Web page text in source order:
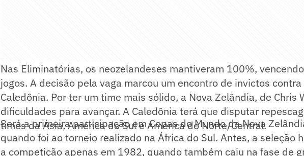
Nas Eliminatórias, os neozelandeses mantiveram 100%,
jogos. A decisão pela vaga marcou um encontro de invictos contra
Caledônia. Por ter um time mais sólido, a Nova Zelândia, de Chris
dificuldades para avançar. A Caledônia terá que disputar
times da Ásia, América do Sul e América do Norte/Central.
Será a primeira participação em Copas do Mundo da Nova
quando foi ao torneio realizado na África do Sul. Antes, a seleção
a competição apenas em 1982, quando também caiu na fase de